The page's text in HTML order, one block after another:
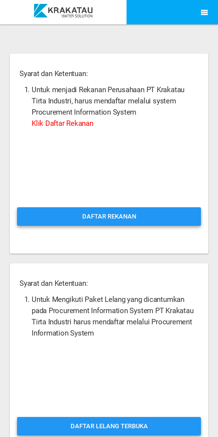
Syarat dan Ketentuan:
Untuk menjadi Rekanan Perusahaan PT Krakatau
Tirta Industri, harus mendaftar melalui system
Procurement Information System
Klik Daftar Rekanan
DAFTAR REKANAN
Syarat dan Ketentuan:
Untuk Mengikuti Paket Lelang yang dicantumkan
pada Procurement Information System PT Krakatau
Tirta Industri harus mendaftar melalui Procurement
Information System
DAFTAR LELANG TERBUKA